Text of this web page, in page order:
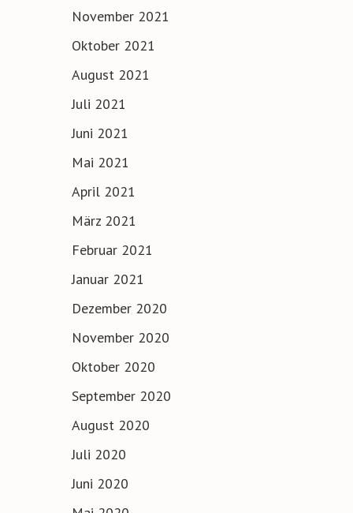
November 2021
Oktober 2021
August 2021
Juli 2021
Juni 2021
Mai 2021
April 2021
März 2021
Februar 2021
Januar 2021
Dezember 2020
November 2020
Oktober 2020
September 2020
August 2020
Juli 2020
Juni 2020